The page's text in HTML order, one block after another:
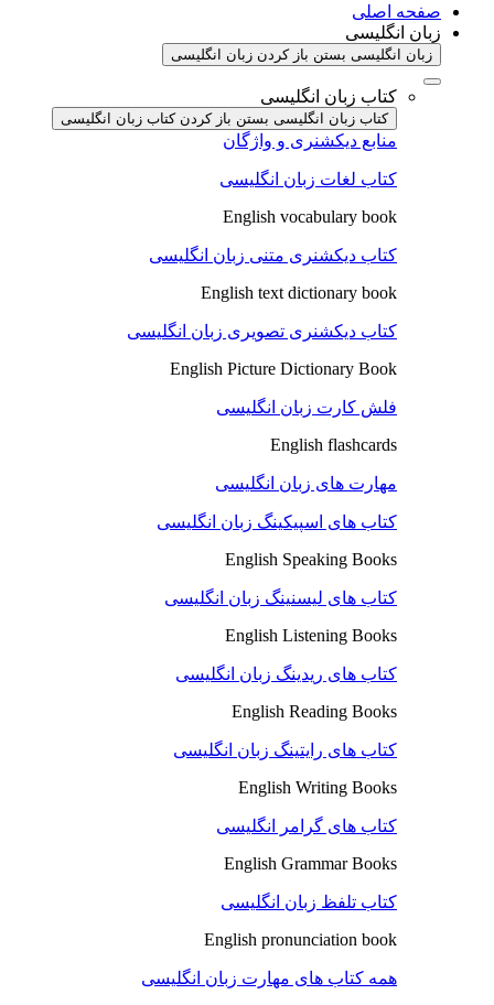
صفحه اصلی
زبان انگلیسی
زبان انگلیسی بستن باز کردن زبان انگلیسی
کتاب زبان انگلیسی
کتاب زبان انگلیسی بستن باز کردن کتاب زبان انگلیسی
منابع دیکشنری و واژگان
کتاب لغات زبان انگلیسی
English vocabulary book
کتاب دیکشنری متنی زبان انگلیسی
English text dictionary book
کتاب دیکشنری تصویری زبان انگلیسی
English Picture Dictionary Book
فلش کارت زبان انگلیسی
English flashcards
مهارت های زبان انگلیسی
کتاب های اسپیکینگ زبان انگلیسی
English Speaking Books
کتاب های لیسنینگ زبان انگلیسی
English Listening Books
کتاب های ریدینگ زبان انگلیسی
English Reading Books
کتاب های رایتینگ زبان انگلیسی
English Writing Books
کتاب های گرامر انگلیسی
English Grammar Books
کتاب تلفظ زبان انگلیسی
English pronunciation book
همه کتاب های مهارت زبان انگلیسی